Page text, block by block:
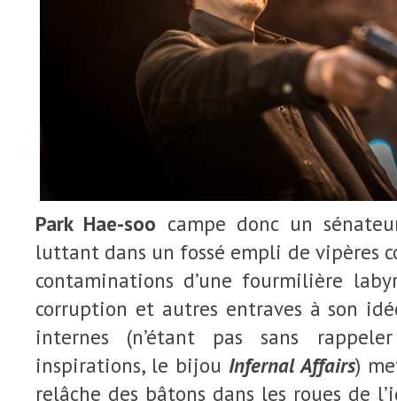
Park Hae-soo campe donc un
luttant dans un fossé empli de vipères
contaminations d’une fourmilière
corruption et autres entraves à son
internes (n’étant pas sans
inspirations, le bijou Infernal Affairs)
relâche des bâtons dans les roues de